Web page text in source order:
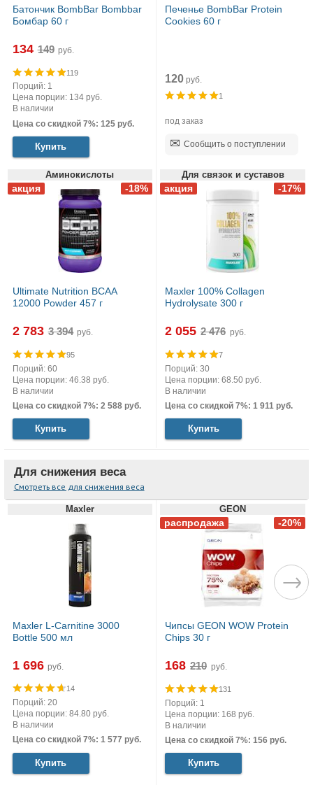
Батончик BombBar Bombbar
Бомбар 60 г
134 руб.
119
Порций: 1
Цена порции: 134 руб.
В наличии
Цена со скидкой 7%: 125 руб.
Купить
Печенье BombBar Protein
Cookies 60 г
120 руб.
1
под заказ
Сообщить о поступлении
Аминокислоты
Ultimate Nutrition BCAA
12000 Powder 457 г
2 783 руб.
95
Порций: 60
Цена порции: 46.38 руб.
В наличии
Цена со скидкой 7%: 2 588 руб.
Купить
Для связок и суставов
Maxler 100% Сollagen
Hydrolysate 300 г
2 055 руб.
7
Порций: 30
Цена порции: 68.50 руб.
В наличии
Цена со скидкой 7%: 1 911 руб.
Купить
Для снижения веса
Смотреть все для снижения веса
Maxler
Maxler L-Carnitine 3000
Bottle 500 мл
1 696 руб.
14
Порций: 20
Цена порции: 84.80 руб.
В наличии
Цена со скидкой 7%: 1 577 руб.
Купить
GEON
Чипсы GEON WOW Protein
Chips 30 г
168 руб.
131
Порций: 1
Цена порции: 168 руб.
В наличии
Цена со скидкой 7%: 156 руб.
Купить